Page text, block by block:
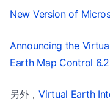
New Version of
Announcing the
Earth Map Control 6.2
另外，Virtual Earth